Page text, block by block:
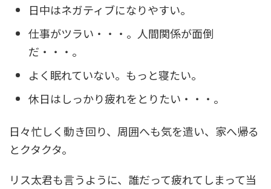
日中はネガティブになりやすい。
仕事がツラい・・・。人間関係が面倒
だ・・・。
よく眠れていない。もっと寝たい。
休日はしっかり疲れをとりたい・・・。
日々忙しく動き回り、周囲へも気を遣い、家へ帰る
とクタクタ。
リス太君も言うように、誰だって疲れてしまって当